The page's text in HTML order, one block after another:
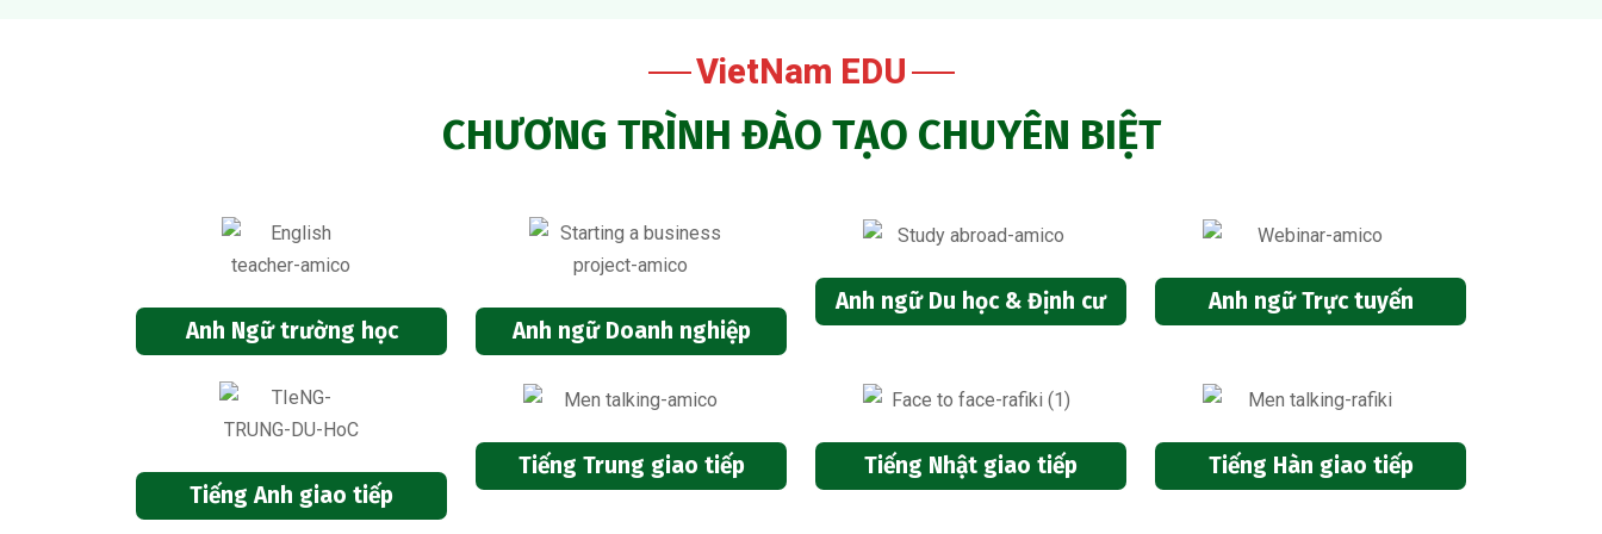
VietNam EDU
CHƯƠNG TRÌNH ĐÀO TẠO CHUYÊN BIỆT
Anh Ngữ trường học Anh ngữ Doanh nghiệp
Anh ngữ Du học & Định cư Anh ngữ Trực tuyến
Tiếng Anh giao tiếp
Tiếng Trung giao tiếp Tiếng Nhật giao tiếp Tiếng Hàn giao tiếp